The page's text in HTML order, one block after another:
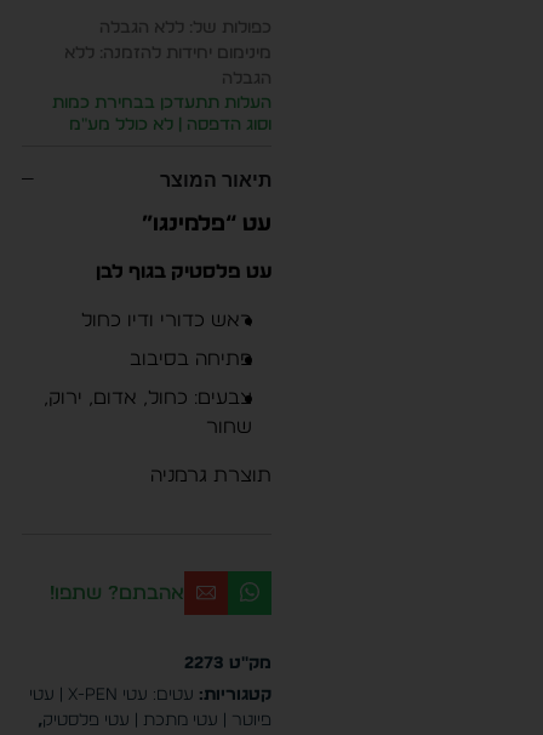
כפולות של: ללא הגבלה
מינימום יחידות להזמנה: ללא
הגבלה
העלות תתעדכן בבחירת כמות
וסוג הדפסה | לא כולל מע״מ
תיאור המוצר
עט “פלמינגו”
עט פלסטיק בגוף לבן
ראש כדורי ודיו כחול
פתיחה בסיבוב
צבעים: כחול, אדום, ירוק,
שחור
תוצרת גרמניה
אהבתם? שתפו!
מק"ט 2273
קטגוריות:
עטים: עטי X-PEN | עטי
פיוטר | עטי מתכת | עטי פלסטיק,